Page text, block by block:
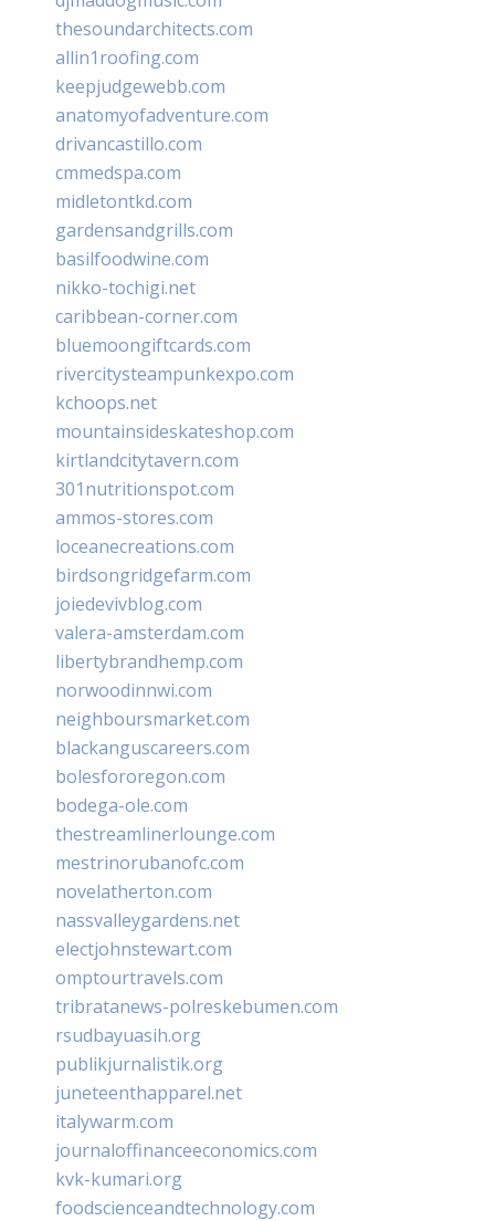
thesoundarchitects.com
allin1roofing.com
keepjudgewebb.com
anatomyofadventure.com
drivancastillo.com
cmmedspa.com
midletontkd.com
gardensandgrills.com
basilfoodwine.com
nikko-tochigi.net
caribbean-corner.com
bluemoongiftcards.com
rivercitysteampunkexpo.com
kchoops.net
mountainsideskateshop.com
kirtlandcitytavern.com
301nutritionspot.com
ammos-stores.com
loceanecreations.com
birdsongridgefarm.com
joiedevivblog.com
valera-amsterdam.com
libertybrandhemp.com
norwoodinnwi.com
neighboursmarket.com
blackanguscareers.com
bolesfororegon.com
bodega-ole.com
thestreamlinerlounge.com
mestrinorubanofc.com
novelatherton.com
nassvalleygardens.net
electjohnstewart.com
omptourtravels.com
tribratanews-polreskebumen.com
rsudbayuasih.org
publikjurnalistik.org
juneteenthapparel.net
italywarm.com
journaloffinanceeconomics.com
kvk-kumari.org
foodscienceandtechnology.com